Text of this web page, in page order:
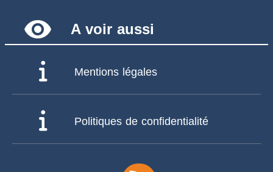
remove_red_eye A voir aussi
Mentions légales
Politiques de confidentialité